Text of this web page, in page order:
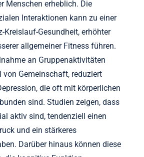
Menschen erheblich. Die
Interaktionen kann zu einer
Kreislauf-Gesundheit, erhöhter
allgemeiner Fitness führen.
an Gruppenaktivitäten
von Gemeinschaft, reduziert
die oft mit körperlichen
sind. Studien zeigen, dass
aktiv sind, tendenziell einen
und ein stärkeres
Darüber hinaus können diese